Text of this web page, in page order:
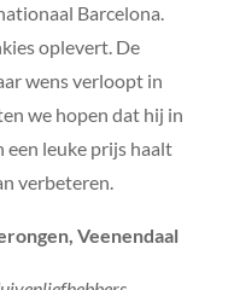
Barcelona.
oplevert. De
wens verloopt in
we hopen dat hij in
een leuke prijs haalt
verbeteren.
Veenendaal